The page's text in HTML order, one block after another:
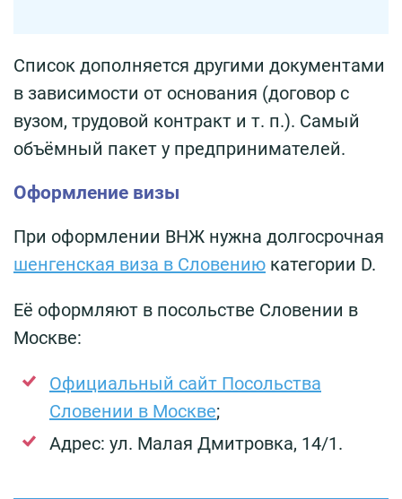
Список дополняется другими документами
в зависимости от основания (договор с
вузом, трудовой контракт и т. п.). Самый
объёмный пакет у предпринимателей.
Оформление визы
При оформлении ВНЖ нужна долгосрочная
шенгенская виза в Словению категории D.
Её оформляют в посольстве Словении в
Москве:
Официальный сайт Посольства
Словении в Москве;
Адрес: ул. Малая Дмитровка, 14/1.